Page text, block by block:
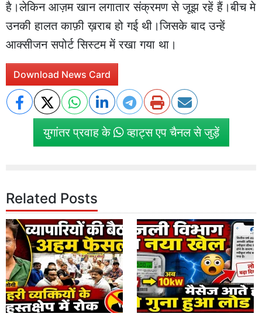
है।लेकिन आज़म खान लगातार संक्रमण से जूझ रहें हैं।बीच मे
उनकी हालत काफ़ी ख़राब हो गई थी।जिसके बाद उन्हें
आक्सीजन सपोर्ट सिस्टम में रखा गया था।
Download News Card
युगांतर प्रवाह के व्हाट्स एप चैनल से जुड़ें
Related Posts